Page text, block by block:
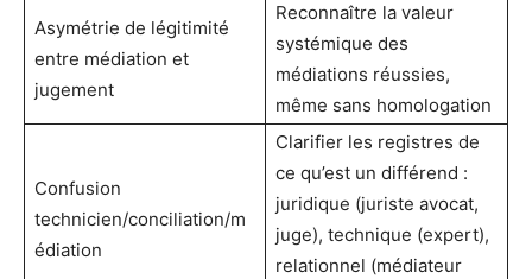
Asymétrie de légitimité
entre médiation et
jugement
Reconnaître la valeur
systémique des
médiations réussies,
même sans homologation
Confusion
technicien/conciliation/m
édiation
Clarifier les registres de
ce qu’est un différend :
juridique (juriste avocat,
juge), technique (expert),
relationnel (médiateur